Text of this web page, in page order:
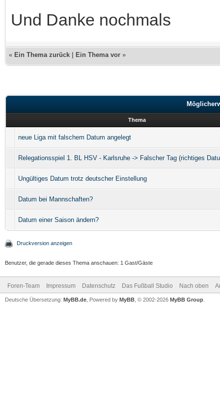
Und Danke nochmals
« Ein Thema zurück Ein Thema vor »
Thema
neue Liga mit falschem Datum angelegt
Relegationsspiel 1. BL HSV - Karlsruhe -> Falscher Tag (richtiges
Ungültiges Datum trotz deutscher Einstellung
Datum bei Mannschaften?
Datum einer Saison ändern?
Druckversion anzeigen
Benutzer, die gerade dieses Thema anschauen: 1 Gast/Gäste
Foren-Team Impressum Datenschutz Das Fußball Studio Nach oben
Deutsche Übersetzung: MyBB.de , Powered by MyBB , © 2002-2026 MyBB Group